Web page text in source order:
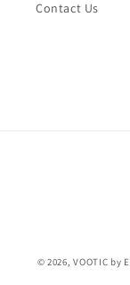
Contact Us
© 2026,VOOTIC by